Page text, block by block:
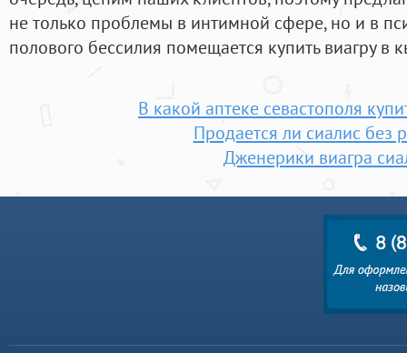
не только проблемы в интимной сфере, но и в
полового бессилия помещается купить виагру
В какой аптеке севастополя
Продается ли сиалис без
Дженерики виагра